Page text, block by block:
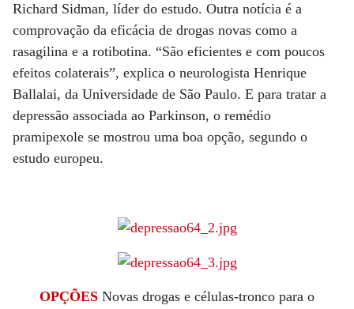
Richard Sidman, líder do estudo. Outra notícia é a
comprovação da eficácia de drogas novas como a
rasagilina e a rotibotina. “São eficientes e com poucos
efeitos colaterais”, explica o neurologista Henrique
Ballalai, da Universidade de São Paulo. E para tratar a
depressão associada ao Parkinson, o remédio
pramipexole se mostrou uma boa opção, segundo o
estudo europeu.
OPÇÕES Novas drogas e células-tronco para o